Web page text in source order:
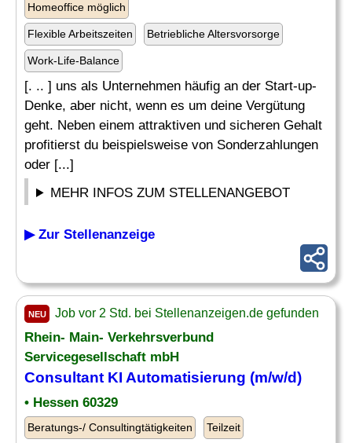
Homeoffice möglich
Flexible Arbeitszeiten Betriebliche Altersvorsorge
Work-Life-Balance
[. .. ] uns als Unternehmen häufig an der Start-up-
Denke, aber nicht, wenn es um deine Vergütung
geht. Neben einem attraktiven und sicheren Gehalt
profitierst du beispielsweise von Sonderzahlungen
oder [...]
MEHR INFOS ZUM STELLENANGEBOT
▶ Zur Stellenanzeige
NEU Job vor 2 Std. bei Stellenanzeigen.de gefunden
Rhein- Main- Verkehrsverbund
Servicegesellschaft mbH
Consultant KI Automatisierung (m/w/d)
• Hessen 60329
Beratungs-/ Consultingtätigkeiten Teilzeit